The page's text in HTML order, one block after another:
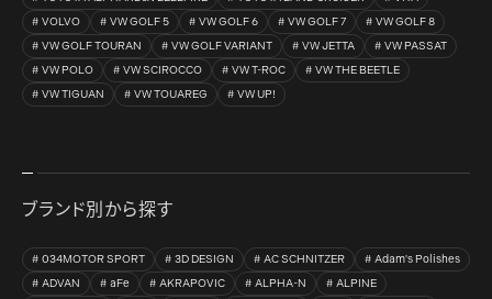
VOLVO
VW GOLF 5 VW GOLF 6 VW GOLF 7
VW GOLF 8
VW GOLF TOURAN
VW GOLF VARIANT VW JETTA
VW PASSAT
VW POLO
VW SCIROCCO VW T-ROC
VW THE BEETLE
VW TIGUAN
VW TOUAREG VW UP!
ブランド別から探す
034MOTOR SPORT 3D DESIGN AC SCHNITZER
Adam's Polishes
ADVAN
aFe AKRAPOVIC ALPHA-N
ALPINE